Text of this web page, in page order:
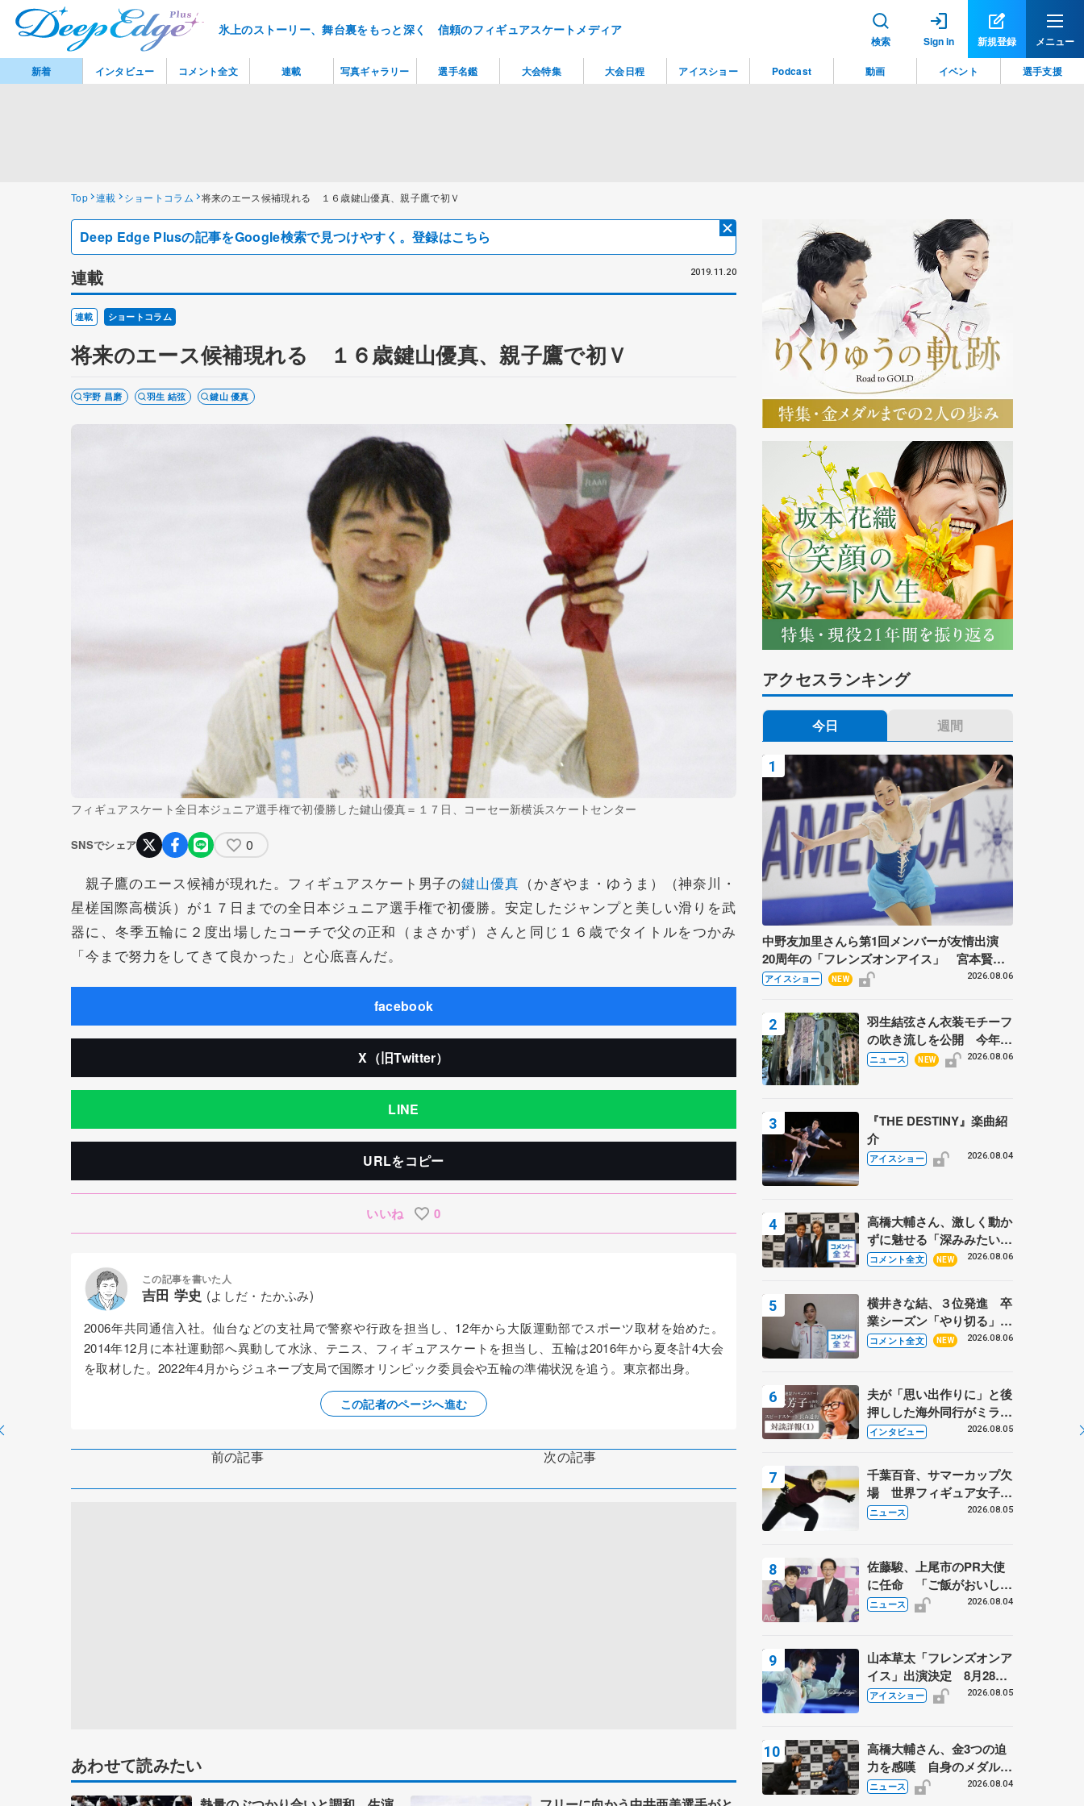
氷上のストーリー、舞台裏をもっと深く 信頼のフィギュアスケートメディア
検索 Sign in 新規登録 メニュー
Top 連載 ショートコラム 将来のエース候補現れる １６歳鍵山優真、親子鷹で初Ｖ
Deep Edge Plusの記事をGoogle検索で見つけやすく。登録はこちら
連載 2019.11.20
連載 ショートコラム
将来のエース候補現れる １６歳鍵山優真、親子鷹で初Ｖ
宇野 昌磨 羽生 結弦 鍵山 優真
フィギュアスケート全日本ジュニア選手権で初優勝した鍵山優真＝１７日、コーセー新横浜スケートセンター
SNSでシェア 0
親子鷹のエース候補が現れた。フィギュアスケート男子の鍵山優真 （かぎやま・ゆうま）（神奈川・
星槎国際高横浜）が１７日までの全日本ジュニア選手権で初優勝。安定したジャンプと美しい滑りを武
器に、冬季五輪に２度出場したコーチで父の正和（まさかず）さんと同じ１６歳でタイトルをつかみ
「今まで努力をしてきて良かった」と心底喜んだ。
facebook
X（旧Twitter）
LINE
URLをコピー
いいね 0
この記事を書いた人
吉田 学史 (よしだ・たかふみ)
2006年共同通信入社。仙台などの支社局で警察や行政を担当し、12年から大阪運動部でスポーツ取材を始めた。
2014年12月に本社運動部へ異動して水泳、テニス、フィギュアスケートを担当し、五輪は2016年から夏冬計4大会
を取材した。2022年4月からジュネーブ支局で国際オリンピック委員会や五輪の準備状況を追う。東京都出身。
この記者のページへ進む
前の記事 次の記事
あわせて読みたい
アクセスランキング
今日 週間
中野友加里さんら第1回メンバーが友情出演
20周年の「フレンズオンアイス」 宮本賢二
さん、有川梨絵さん、田村岳斗さんも
アイスショー NEW 2026.08.06
羽生結弦さん衣装モチーフ
の吹き流しを公開 今年は
「春よ、来い」、仙台の瑞
ニュース NEW 2026.08.06
『THE DESTINY』楽曲紹
介
アイスショー 2026.08.04
高橋大輔さん、激しく動か
ずに魅せる「深みみたいな
ものは出てきている？」
あい
コメント全文 NEW 2026.08.06
横井きな結、３位発進 卒
業シーズン「やり切る」
【みなとアクルス杯SP】
コメント全文 NEW 2026.08.06
夫が「思い出作りに」と後
押しした海外同行がミラノ
まで… 繁華街のリンクで
に 小林芳子さんが振り返
るスケート人生
インタビュー 2026.08.05
千葉百音、サマーカップ欠
場 世界フィギュア女子2
位
ニュース 2026.08.05
佐藤駿、上尾市のPR大使
に任命 「ご飯がおいし
く、住みやすいのが魅力」
ニュース 2026.08.04
山本草太「フレンズオンア
イス」出演決定 8月28日
（金）2公演のみ 荒川静
アイスショー 2026.08.05
高橋大輔さん、金3つの迫
力を感嘆 自身のメダルは
「どちらに？」 〝リス兄
ニュース 2026.08.04
新着 インタビュー コメント全文 連載 写真ギャラリー 選手名鑑 大会特集 大会日程 アイスショー Podcast 動画 イベント 選手支援